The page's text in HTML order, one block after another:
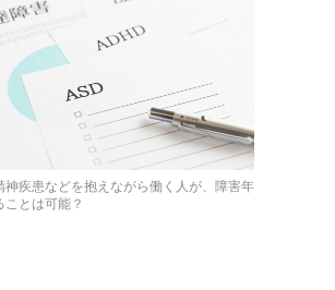
神疾患などを抱えながら働く人が、障害年
とは可能？